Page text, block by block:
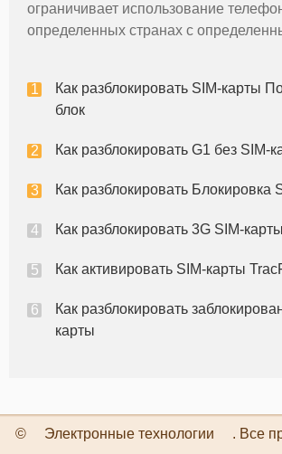
ограничивает использование
определенных странах с
все еще нужно, чтобы
помощью
Как разблокировать SIM-карты
блок
Как разблокировать G1 без SIM-
Как разблокировать Блокировка
Как разблокировать 3G SIM-карты
Как активировать SIM-карты
Как разблокировать
карты
© Электронные технологии . Все